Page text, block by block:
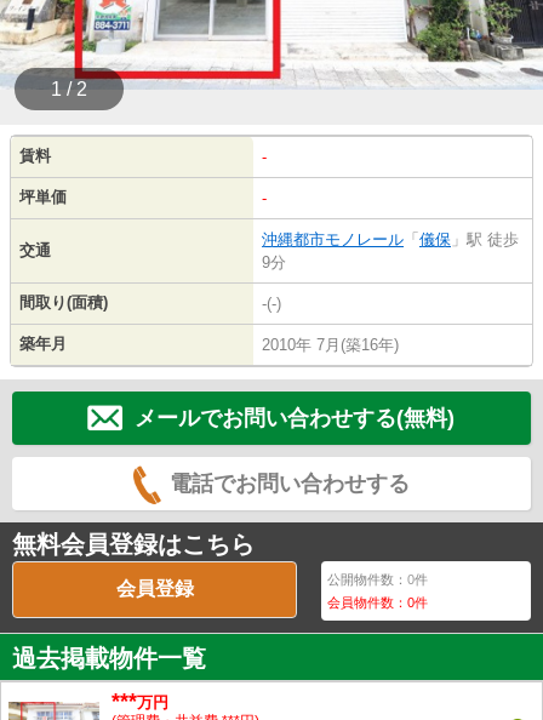
1 / 2
賃料 -
坪単価 -
交通
沖縄都市モノレール 「 儀保 」駅 徒歩
9分
間取り(面積) -(-)
築年月 2010年 7月(築16年)
メールでお問い合わせする(無料)
電話でお問い合わせする
無料会員登録はこちら
会員登録 公開物件数：0件
会員物件数：0件
過去掲載物件一覧
***万円